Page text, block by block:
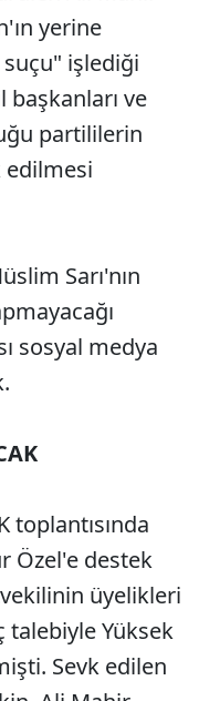
yerine
işlediği
başkanları ve
partililerin
edilmesi
Sarı'nın
sosyal medya
toplantısında
Özel'e destek
üyelikleri
talebiyle Yüksek
Sevk edilen